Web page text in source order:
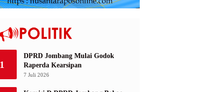
1
DPRD Jombang Mulai Godok
Raperda Kearsipan
7 Juli 2026